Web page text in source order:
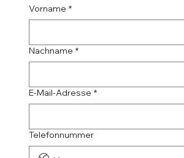
Vorname *
Nachname *
E-Mail-Adresse *
Telefonnummer